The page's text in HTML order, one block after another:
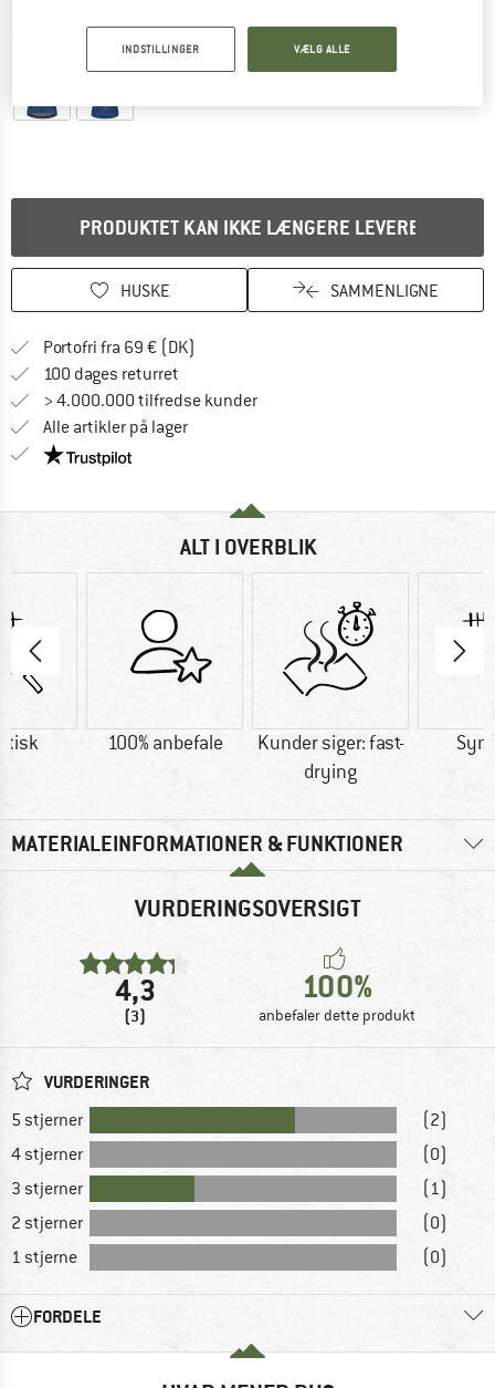
PRODUKTET KAN IKKE LÆNGERE LEVERES
HUSKE SAMMENLIGNE
Portofri fra 69 € (DK)
100 dages returret
> 4.000.000 tilfredse kunder
Alle artikler på lager
Vi er Trustpilot-certificeret - oplysningerne får du
ALT I OVERBLIK
100% anbefale
Kunder siger: fast-
drying
MATERIALEINFORMATIONER & FUNKTIONER
VURDERINGSOVERSIGT
4,3
(3)
100%
anbefaler dette produkt
VURDERINGER
5 stjerner
(2)
4 stjerner
(0)
3 stjerner
(1)
2 stjerner
(0)
1 stjerne
(0)
FORDELE
INDSTILLINGER VÆLG ALLE